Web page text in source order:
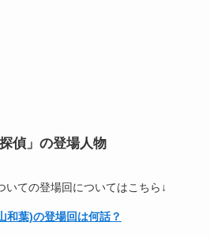
偵」 の登場人物
いての登場回についてはこちら↓
和葉)の登場回は何話？